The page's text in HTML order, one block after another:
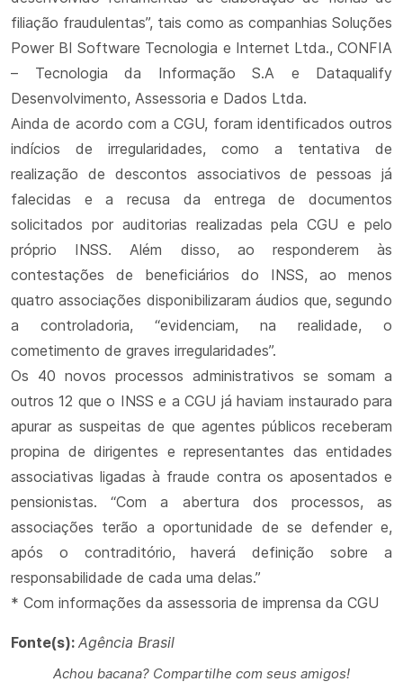
filiação fraudulentas”, tais como as companhias Soluções
Power BI Software Tecnologia e Internet Ltda., CONFIA
– Tecnologia da Informação S.A e Dataqualify
Desenvolvimento, Assessoria e Dados Ltda.
Ainda de acordo com a CGU, foram identificados outros
indícios de irregularidades, como a tentativa de
realização de descontos associativos de pessoas já
falecidas e a recusa da entrega de documentos
solicitados por auditorias realizadas pela CGU e pelo
próprio INSS. Além disso, ao responderem às
contestações de beneficiários do INSS, ao menos
quatro associações disponibilizaram áudios que, segundo
a controladoria, “evidenciam, na realidade, o
cometimento de graves irregularidades”.
Os 40 novos processos administrativos se somam a
outros 12 que o INSS e a CGU já haviam instaurado para
apurar as suspeitas de que agentes públicos receberam
propina de dirigentes e representantes das entidades
associativas ligadas à fraude contra os aposentados e
pensionistas. “Com a abertura dos processos, as
associações terão a oportunidade de se defender e,
após o contraditório, haverá definição sobre a
responsabilidade de cada uma delas.”
* Com informações da assessoria de imprensa da CGU
Fonte(s): Agência Brasil
Achou bacana? Compartilhe com seus amigos!